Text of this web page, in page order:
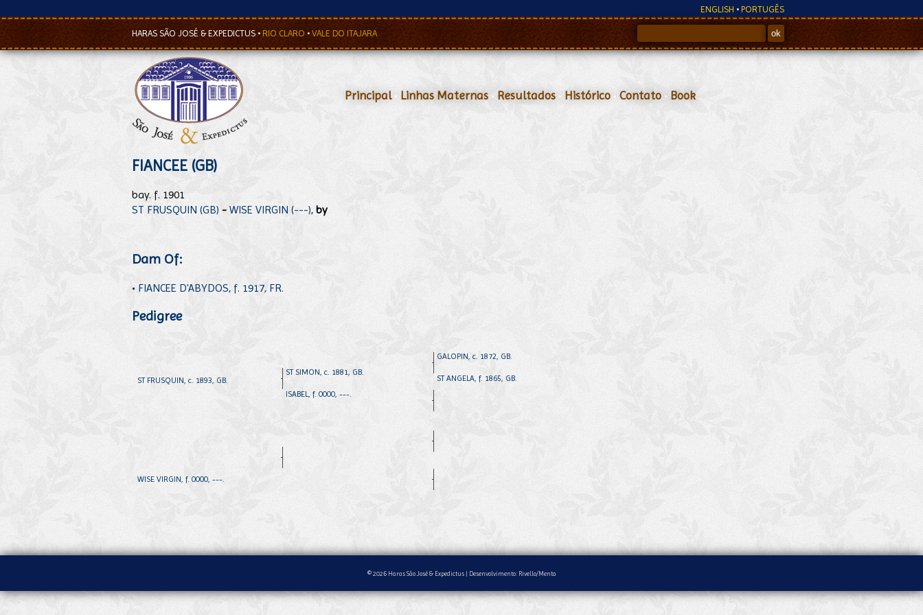
ENGLISH • PORTUGÊS
HARAS SÃO JOSÉ & EXPEDICTUS • RIO CLARO •VALE DO ITAJARA
Principal• Linhas Maternas • Resultados • Histórico • Contato • Book
FIANCEE (GB)
bay. f. 1901
ST FRUSQUIN (GB) - WISE VIRGIN (---), by
Dam Of:
• FIANCEE D'ABYDOS, f. 1917, FR.
Pedigree
ST FRUSQUIN, c. 1893, GB.
WISE VIRGIN, f. 0000, ---.
ST SIMON, c. 1881, GB.
ISABEL, f. 0000, ---.
GALOPIN, c. 1872, GB.
ST ANGELA, f. 1865, GB.
© 2026 Haras São José & Expedictus | Desenvolvimento: Rivello/Menta